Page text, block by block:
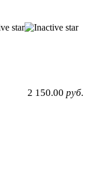
2 150.00 руб.